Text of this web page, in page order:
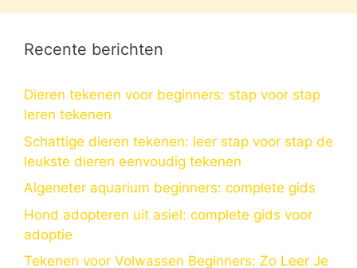
Recente berichten
Dieren tekenen voor beginners: stap voor stap
leren tekenen
Schattige dieren tekenen: leer stap voor stap de
leukste dieren eenvoudig tekenen
Algeneter aquarium beginners: complete gids
Hond adopteren uit asiel: complete gids voor
adoptie
Tekenen voor Volwassen Beginners: Zo Leer Je